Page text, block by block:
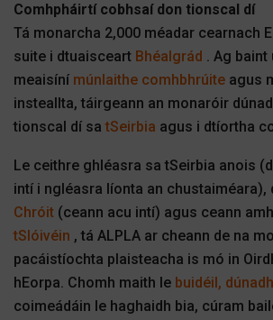
Comhpháirtí cobhsaí don tionscal dí
Tá monarcha 2,000 méadar cearnach
suite i dtuaisceart Bhéalgrád . Ag baint
meaisíní múnlaithe comhbhrúite agus
insteallta, táirgeann an monaróir
tionscal dí satSeirbia agus i dtíortha
Le ceithre ghléasra sa tSeirbia anois
intí i ngléasra líonta an chustaiméara),
Chróit (ceann acu intí) agus ceann
tSlóivéin , tá ALPLA ar cheann de na
pacáistíochta plaisteacha is mó in
hEorpa. Chomh maith le buidéil, dúnadh
coimeádáin le haghaidh bia, cúram